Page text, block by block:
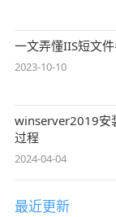
一文弄懂IIS短文
2023-10-10
winserver2019安
过程
2024-04-04
最近更新